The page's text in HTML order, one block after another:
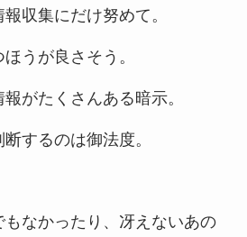
収集にだけ努めて。
うが良さそう。
がたくさんある暗示。
するのは御法度。
もなかったり、冴えないあの